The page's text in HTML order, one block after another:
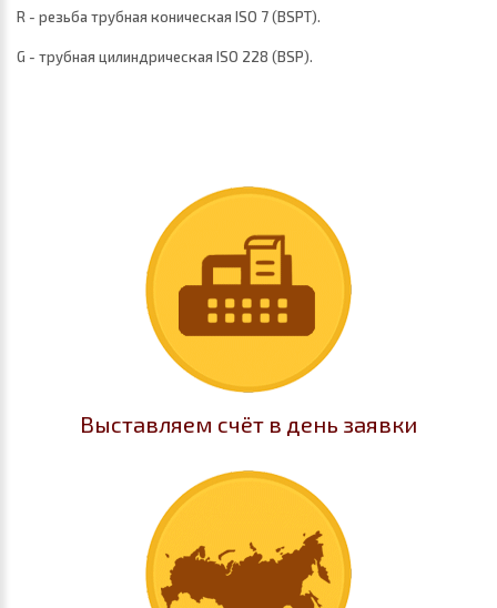
R - резьба трубная коническая ISO 7 (BSPТ).
G - трубная цилиндрическая ISO 228 (BSP).
Выставляем счёт в день заявки